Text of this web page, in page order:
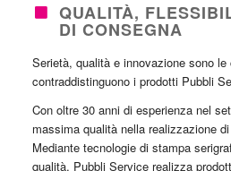
QUALITÀ,
DI CONSEGNA
Serietà, qualità e innovazione sono
contraddistinguono i prodotti Pubbli
Con oltre 30 anni di esperienza nel
massima qualità nella realizzazione
Mediante tecnologie di stampa
qualità, Pubbli Service realizza